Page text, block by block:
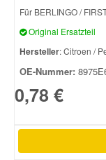
Für BERLINGO /
Original Ersatzteil
Hersteller: Citroen /
OE-Nummer:
0,78 €
Toyota
Vauxhall